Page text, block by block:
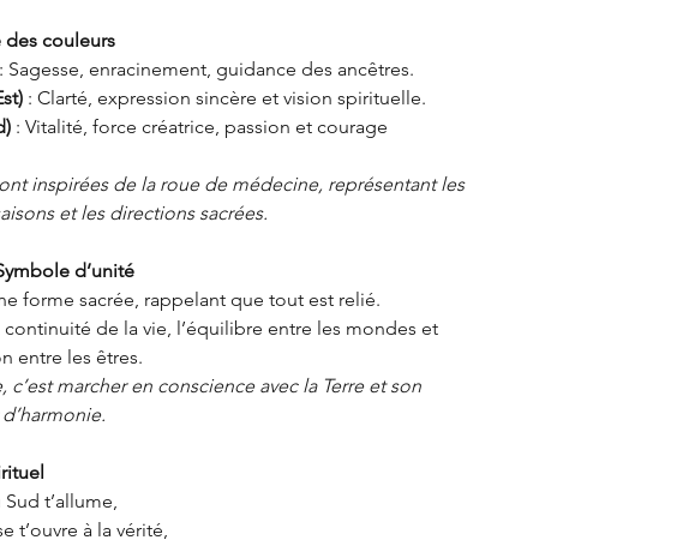
couleurs
: Sagesse, enracinement, guidance des ancêtres.
: Clarté, expression sincère et vision spirituelle.
: Vitalité, force créatrice, passion et courage
inspirées de la roue de médecine, représentant les
et les directions sacrées.
d’unité
forme sacrée, rappelant que tout est relié.
continuité de la vie, l’équilibre entre les mondes et
entre les êtres.
c’est marcher en conscience avec la Terre et son
t’allume,
t’ouvre à la vérité,